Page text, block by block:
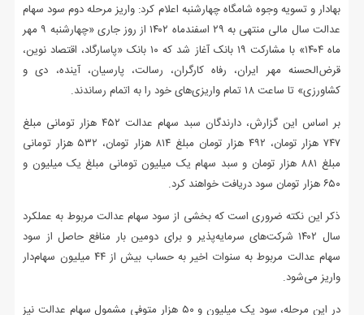
بهادار و تسویه وجوه شامگاه چهارشنبه اعلام کرد: واریز مرحله دوم سود سهام
عدالت سال مالی منتهی به ۲۹ اسفندماه ۱۴۰۲ از روز جاری «چهارشنبه ۹ مهر
ماه ۱۴۰۴» با مشارکت ۱۹ بانک آغاز شد که ۱۰ بانک «پاسارگاد، اقتصاد نوین،
قرض‌الحسنه مهر ایران، رفاه کارگران، رسالت، پارسیان، آینده، دی و
کشاورزی» تا ساعت ۱۸ تمام واریزی‌های خود را به اتمام رساندند.
بر اساس این گزارش، دارندگان سبد سهام عدالت ۴۵۲ هزار تومانی مبلغ
۷۴۷ هزار تومان، ۴۹۲ هزار تومان مبلغ ۸۱۴ هزار تومان، ۵۳۲ هزار تومانی
مبلغ ۸۸۱ هزار تومان و سبد سهام یک میلیون تومانی مبلغ یک میلیون و
۶۵۰ هزار تومان سود دریافت خواهند کرد.
ذکر این نکته ضروری است که بخشی از سود سهام عدالت مربوط به عملکرد
سال ۱۴۰۲ شرکت‌های سرمایه‌پذیر و برای دومین بار منافع حاصل از سود
سهام عدالت مربوط به سنوات اخیر به حساب بیش از ۴۴ میلیون سهام‌دار
واریز می‌شود.
در این مرحله، سود یک میلیون و ۵۰ هزار متوفی مشمول سهام عدالت نیز